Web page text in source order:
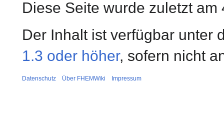
Diese Seite wurde zuletzt
Der Inhalt ist verfügbar unter
1.3 oder höher, sofern nicht
Datenschutz Über FHEMWiki Impressum